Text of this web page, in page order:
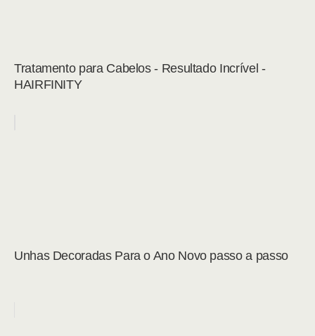
Tratamento para Cabelos - Resultado Incrível -
HAIRFINITY
Unhas Decoradas Para o Ano Novo passo a passo